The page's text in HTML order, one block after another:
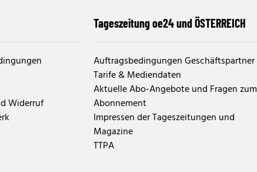
Widerruf
Tageszeitung oe24 und ÖSTERREICH
Auftragsbedingungen Geschäftspartner
Tarife & Mediendaten
Aktuelle Abo-Angebote und Fragen zum
Abonnement
Impressen der Tageszeitungen und
Magazine
TTPA